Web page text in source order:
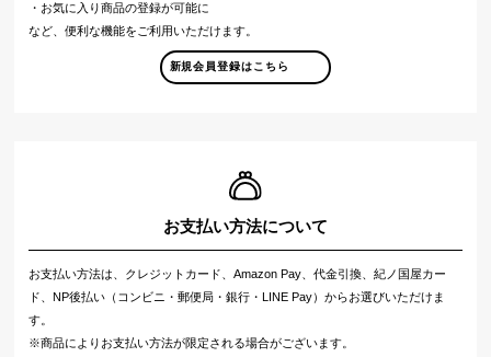
・お気に入り商品の登録が可能に
など、便利な機能をご利用いただけます。
新規会員登録はこちら
お支払い方法について
お支払い方法は、クレジットカード、Amazon Pay、代金引換、紀ノ国屋カー
ド、NP後払い（コンビニ・郵便局・銀行・LINE Pay）からお選びいただけま
す。
※商品によりお支払い方法が限定される場合がございます。